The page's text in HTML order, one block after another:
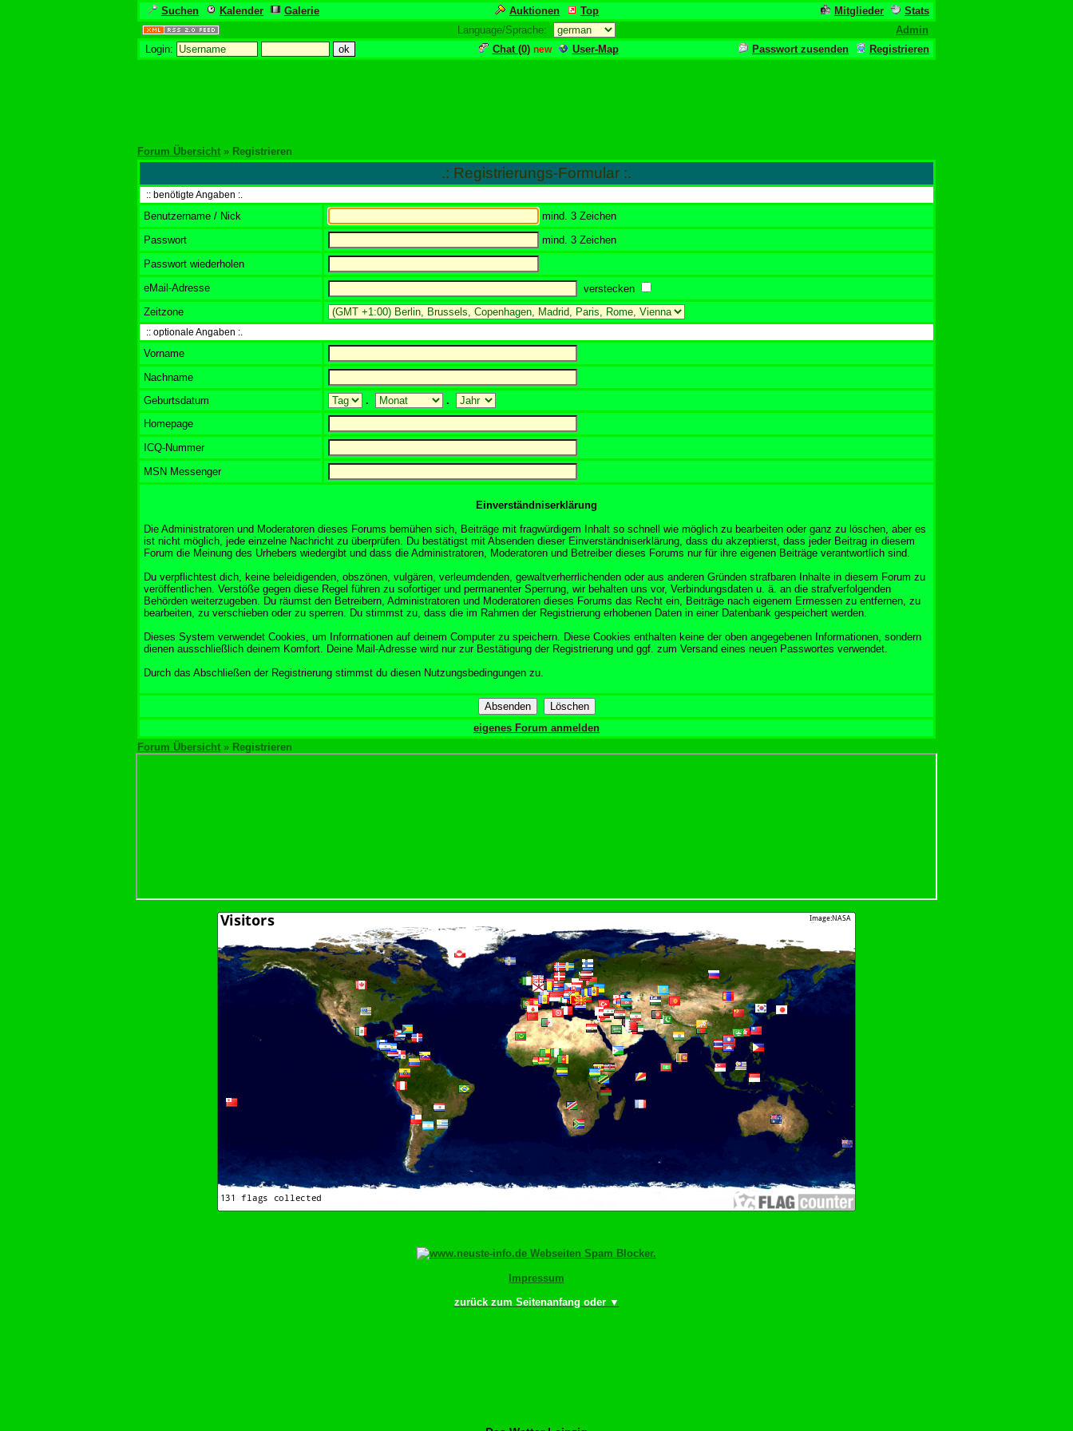
Suchen Kalender Galerie Auktionen Top Mitglieder
Stats
Language/Sprache:
Admin
Login:
Chat (0) new User-Map Passwort zusenden Registrieren
Forum Übersicht » Registrieren
.: Registrierungs-Formular :.
:: benötigte Angaben :.
Benutzername / Nick
mind. 3 Zeichen
Passwort
mind. 3 Zeichen
Passwort wiederholen
eMail-Adresse
verstecken
Zeitzone
:: optionale Angaben :.
Vorname
Nachname
Geburtsdatum
.
.
Homepage
ICQ-Nummer
MSN Messenger
Einverständniserklärung
Die Administratoren und Moderatoren dieses Forums bemühen sich, Beiträge mit fragwürdigem Inhalt so schnell wie möglich zu bearbeiten oder ganz zu löschen, aber es
ist nicht möglich, jede einzelne Nachricht zu überprüfen. Du bestätigst mit Absenden dieser Einverständniserklärung, dass du akzeptierst, dass jeder Beitrag in diesem
Forum die Meinung des Urhebers wiedergibt und dass die Administratoren, Moderatoren und Betreiber dieses Forums nur für ihre eigenen Beiträge verantwortlich sind.
Du verpflichtest dich, keine beleidigenden, obszönen, vulgären, verleumdenden, gewaltverherrlichenden oder aus anderen Gründen strafbaren Inhalte in diesem Forum zu
veröffentlichen. Verstöße gegen diese Regel führen zu sofortiger und permanenter Sperrung, wir behalten uns vor, Verbindungsdaten u. ä. an die strafverfolgenden
Behörden weiterzugeben. Du räumst den Betreibern, Administratoren und Moderatoren dieses Forums das Recht ein, Beiträge nach eigenem Ermessen zu entfernen, zu
bearbeiten, zu verschieben oder zu sperren. Du stimmst zu, dass die im Rahmen der Registrierung erhobenen Daten in einer Datenbank gespeichert werden.
Dieses System verwendet Cookies, um Informationen auf deinem Computer zu speichern. Diese Cookies enthalten keine der oben angegebenen Informationen, sondern
dienen ausschließlich deinem Komfort. Deine Mail-Adresse wird nur zur Bestätigung der Registrierung und ggf. zum Versand eines neuen Passwortes verwendet.
Durch das Abschließen der Registrierung stimmst du diesen Nutzungsbedingungen zu.
eigenes Forum anmelden
Forum Übersicht » Registrieren
Impressum
zurück zum Seitenanfang oder ▼